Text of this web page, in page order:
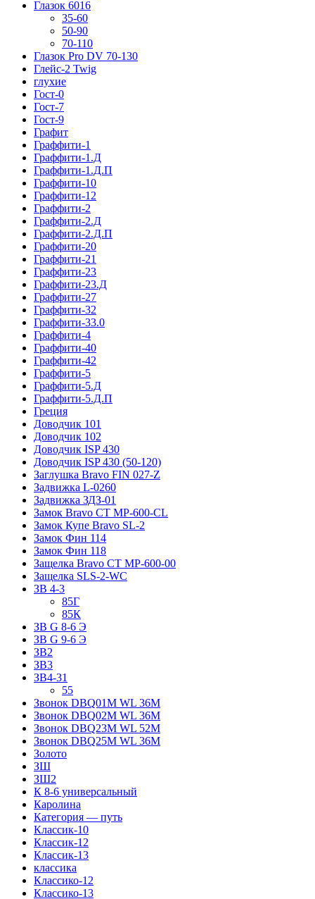
Глазок 6016
35-60
50-90
70-110
Глазок Pro DV 70-130
Глейс-2 Twig
глухие
Гост-0
Гост-7
Гост-9
Графит
Граффити-1
Граффити-1.Д
Граффити-1.Д.П
Граффити-10
Граффити-12
Граффити-2
Граффити-2.Д
Граффити-2.Д.П
Граффити-20
Граффити-21
Граффити-23
Граффити-23.Д
Граффити-27
Граффити-32
Граффити-33.0
Граффити-4
Граффити-40
Граффити-42
Граффити-5
Граффити-5.Д
Граффити-5.Д.П
Греция
Доводчик 101
Доводчик 102
Доводчик ISP 430
Доводчик ISP 430 (50-120)
Заглушка Bravo FIN 027-Z
Задвижка L-0260
Задвижка ЗДЗ-01
Замок Bravo СТ MP-600-CL
Замок Купе Bravo SL-2
Замок Фин 114
Замок Фин 118
Защелка Bravo СТ MP-600-00
Защелка SLS-2-WC
ЗВ 4-3
85Г
85К
ЗВ G 8-6 Э
ЗВ G 9-6 Э
ЗВ2
ЗВ3
ЗВ4-31
55
Звонок DBQ01M WL 36M
Звонок DBQ02M WL 36M
Звонок DBQ23M WL 52M
Звонок DBQ25M WL 36M
Золото
ЗШ
ЗШ2
К 8-6 универсальный
Каролина
Категория — путь
Классик-10
Классик-12
Классик-13
классика
Классико-12
Классико-13